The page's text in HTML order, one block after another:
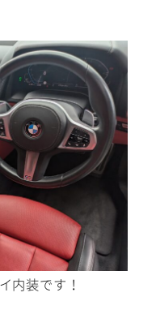
内装です！